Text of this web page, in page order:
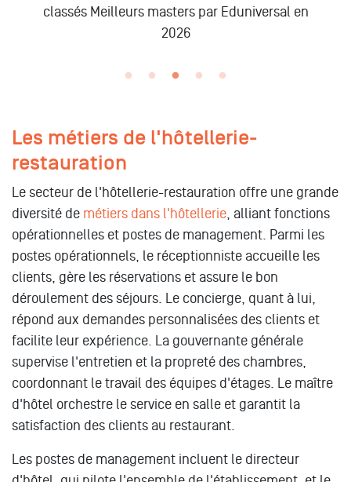
en
lors des promo 2019 à 2025
Les métiers de l'hôtellerie-
restauration
Le secteur de l'hôtellerie-restauration offre une grande
diversité de métiers dans l'hôtellerie , alliant fonctions
opérationnelles et postes de management. Parmi les
postes opérationnels, le réceptionniste accueille les
clients, gère les réservations et assure le bon
déroulement des séjours. Le concierge, quant à lui,
répond aux demandes personnalisées des clients et
facilite leur expérience. La gouvernante générale
supervise l'entretien et la propreté des chambres,
coordonnant le travail des équipes d'étages. Le maître
d'hôtel orchestre le service en salle et garantit la
satisfaction des clients au restaurant.
Les postes de management incluent le directeur